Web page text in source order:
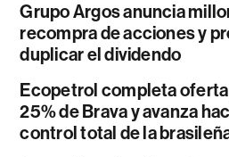
Grupo Argos anuncia
recompra de acciones y
duplicar el dividendo
Ecopetrol completa
25% de Brava y avanza
control total de la